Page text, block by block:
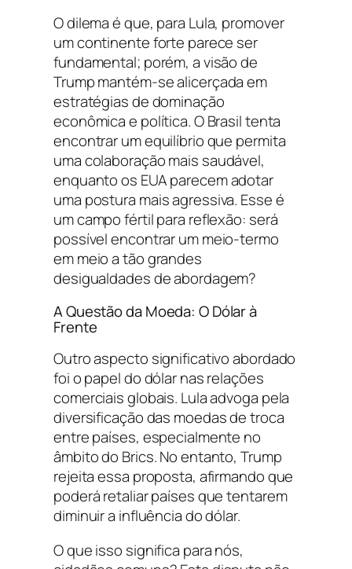
O dilema é que, para Lula, promover
um continente forte parece ser
fundamental; porém, a visão de
Trump mantém-se alicerçada em
estratégias de dominação
econômica e política. O Brasil tenta
encontrar um equilíbrio que permita
uma colaboração mais saudável,
enquanto os EUA parecem adotar
uma postura mais agressiva. Esse é
um campo fértil para reflexão: será
possível encontrar um meio-termo
em meio a tão grandes
desigualdades de abordagem?
A Questão da Moeda: O Dólar à
Frente
Outro aspecto significativo abordado
foi o papel do dólar nas relações
comerciais globais. Lula advoga pela
diversificação das moedas de troca
entre países, especialmente no
âmbito do Brics. No entanto, Trump
rejeita essa proposta, afirmando que
poderá retaliar países que tentarem
diminuir a influência do dólar.
O que isso significa para nós,